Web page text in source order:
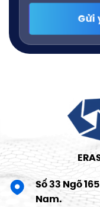
Số 33 Ngõ
Nam.